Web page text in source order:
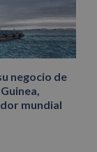
negocio de
mundial